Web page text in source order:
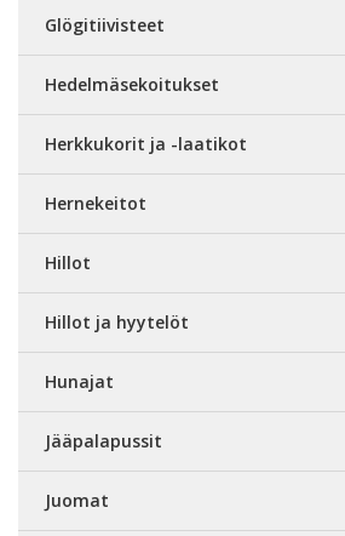
Glögitiivisteet
Hedelmäsekoitukset
Herkkukorit ja -laatikot
Hernekeitot
Hillot
Hillot ja hyytelöt
Hunajat
Jääpalapussit
Juomat